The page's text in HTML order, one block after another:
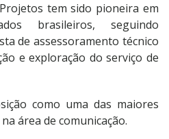
tem sido pioneira em
brasileiros, seguindo
de assessoramento técnico
e exploração do serviço de
como uma das maiores
área de comunicação.